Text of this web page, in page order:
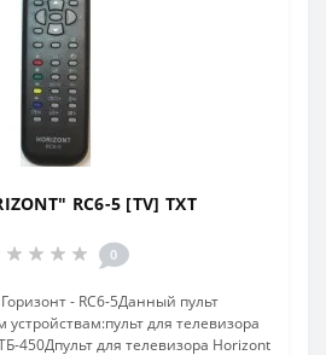
RC6-5 [TV] TXT
0
- RC6-5Данный пульт
для телевизора
450Дпульт для телевизора Horizont